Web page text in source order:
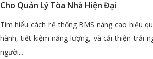
Cho Quản Lý Tòa Nhà Hiện Đại
Tìm hiểu cách hệ thống BMS nâng cao hiệu
hành, tiết kiệm năng lượng, và cải thiện trải
người...